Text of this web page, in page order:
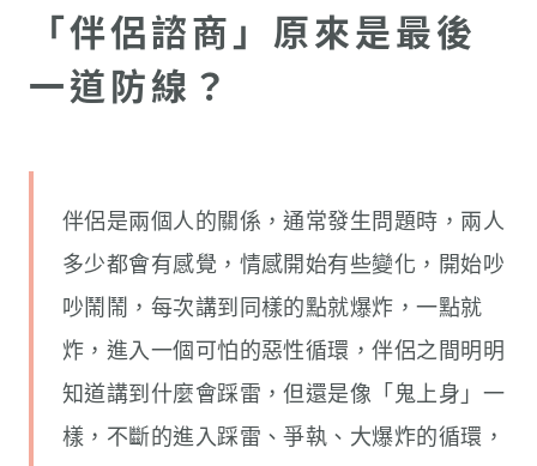
「伴侶諮商」原來是最後
一道防線？
伴侶是兩個人的關係，通常發生問題時，兩人
多少都會有感覺，情感開始有些變化，開始吵
吵鬧鬧，每次講到同樣的點就爆炸，一點就
炸，進入一個可怕的惡性循環，伴侶之間明明
知道講到什麼會踩雷，但還是像「鬼上身」一
樣，不斷的進入踩雷、爭執、大爆炸的循環，